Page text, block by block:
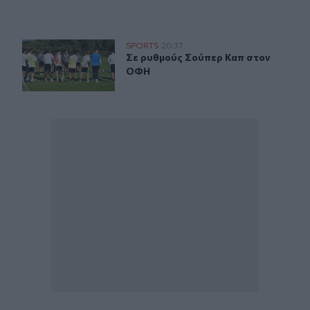
Σε ρυθμούς Σούπερ Καπ στον ΟΦΗ
SPORTS 20:37
Σε ρυθμούς Σούπερ Καπ στον ΟΦΗ
Σε ρυθμούς Σούπερ Καπ στον
ΟΦΗ